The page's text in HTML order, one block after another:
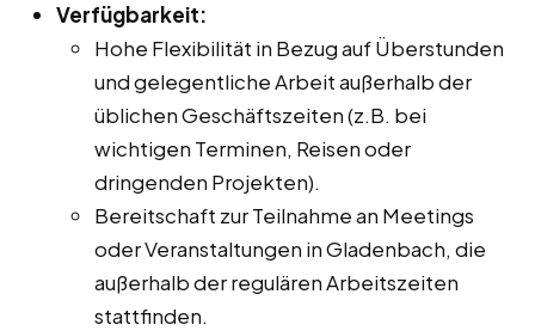
Verfügbarkeit:
Hohe Flexibilität in Bezug auf Überstunden
und gelegentliche Arbeit außerhalb der
üblichen Geschäftszeiten (z.B. bei
wichtigen Terminen, Reisen oder
dringenden Projekten).
Bereitschaft zur Teilnahme an Meetings
oder Veranstaltungen in Gladenbach, die
außerhalb der regulären Arbeitszeiten
stattfinden.